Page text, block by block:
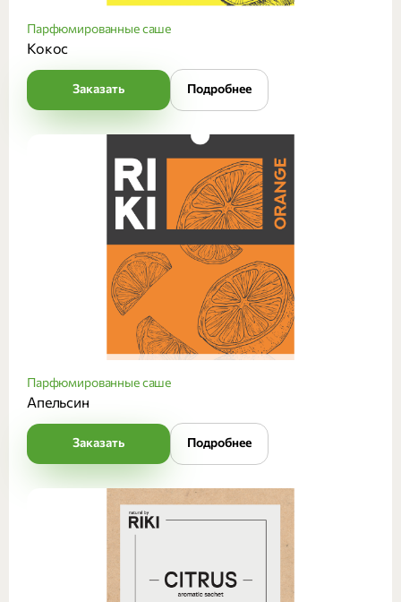
Парфюмированные саше
Кокос
Заказать Подробнее
Парфюмированные саше
Апельсин
Заказать Подробнее